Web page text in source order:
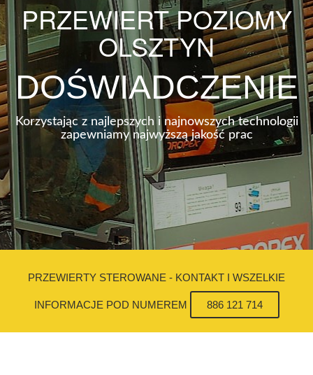
PRZEWIERT POZIOMY
OLSZTYN
DOŚWIADCZENIE
Korzystając z najlepszych i najnowszych technologii
zapewniamy najwyższą jakość prac
PRZEWIERTY STEROWANE - KONTAKT I WSZELKIE
INFORMACJE POD NUMEREM 886 121 714